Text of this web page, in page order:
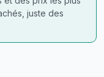
juste des